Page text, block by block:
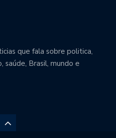
que fala sobre politica,
Brasil, mundo e